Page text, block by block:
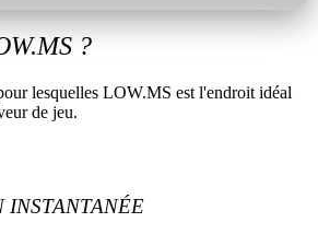
?
lesquelles LOW.MS est l'endroit idéal
de jeu.
INSTANTANÉE